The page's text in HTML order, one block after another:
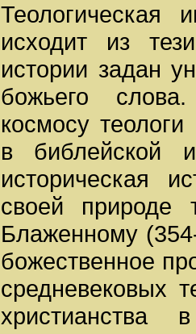
Теологическая
исходит из
истории задан
божьего
космосу
в библейской
историческая
своей природе
Блаженному
божественное
средневековых
христианства